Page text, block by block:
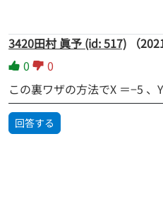
3420田村 眞予 (id: 517)
（
0
0
この裏ワザの方法でX ＝−5
回答する